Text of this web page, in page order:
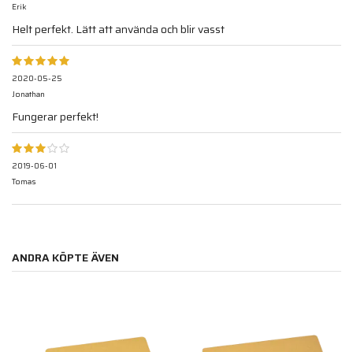
Erik
Helt perfekt. Lätt att använda och blir vasst
2020-05-25
Jonathan
Fungerar perfekt!
2019-06-01
Tomas
ANDRA KÖPTE ÄVEN